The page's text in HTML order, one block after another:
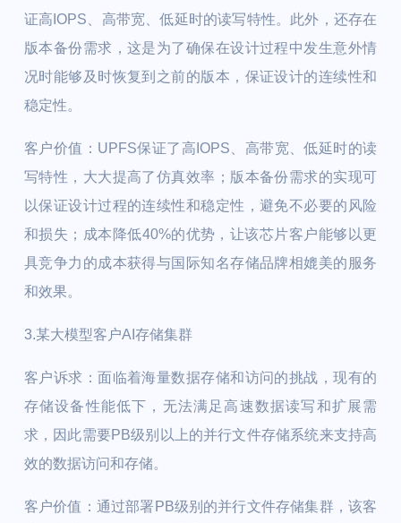
证高IOPS、高带宽、低延时的读写特性。此外，还存在
版本备份需求，这是为了确保在设计过程中发生意外情
况时能够及时恢复到之前的版本，保证设计的连续性和
稳定性。
客户价值：UPFS保证了高IOPS、高带宽、低延时的读
写特性，大大提高了仿真效率；版本备份需求的实现可
以保证设计过程的连续性和稳定性，避免不必要的风险
和损失；成本降低40%的优势，让该芯片客户能够以更
具竞争力的成本获得与国际知名存储品牌相媲美的服务
和效果。
3.某大模型客户AI存储集群
客户诉求：面临着海量数据存储和访问的挑战，现有的
存储设备性能低下，无法满足高速数据读写和扩展需
求，因此需要PB级别以上的并行文件存储系统来支持高
效的数据访问和存储。
客户价值：通过部署PB级别的并行文件存储集群，该客